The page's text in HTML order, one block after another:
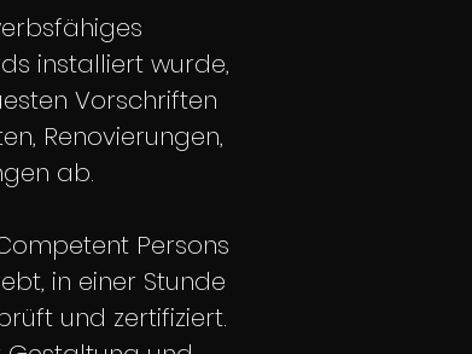
installiert wurde,
Vorschriften
Renovierungen,
ab.
Persons
in einer Stunde
und zertifiziert.